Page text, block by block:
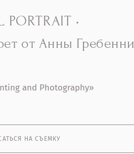
PORTRAIT •
от Анны
and Photography»
НА СЪЕМКУ